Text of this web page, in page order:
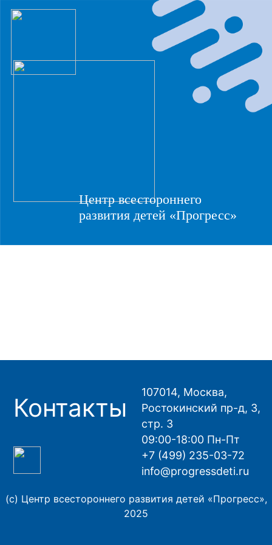
Центр всестороннего
развития детей «Прогресс»
Контакты
107014, Москва,
Ростокинский пр-д, 3,
стр. 3
09:00-18:00 Пн-Пт
+7 (499) 235-03-72
info@progressdeti.ru
(с) Центр всестороннего развития детей «Прогресс»,
2025